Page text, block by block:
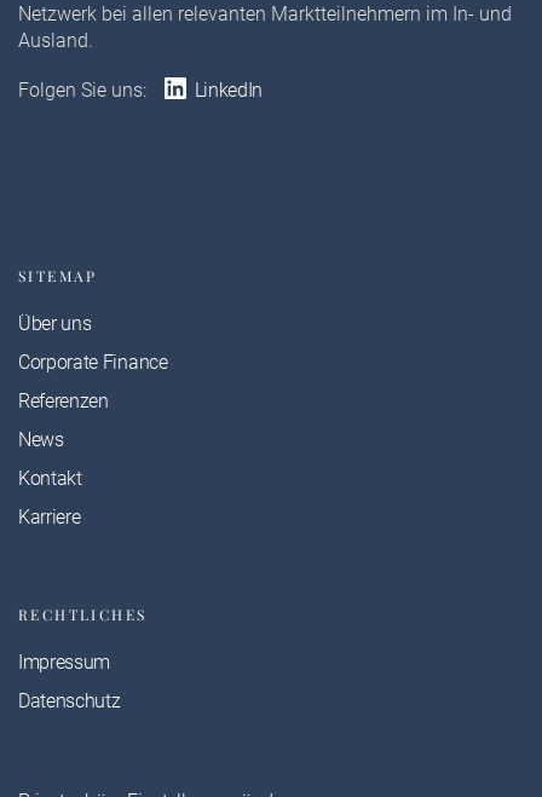
Netzwerk bei allen relevanten Marktteilnehmern im In- und
Ausland.
Folgen Sie uns: LinkedIn
SITEMAP
Über uns
Corporate Finance
Referenzen
News
Kontakt
Karriere
RECHTLICHES
Impressum
Datenschutz